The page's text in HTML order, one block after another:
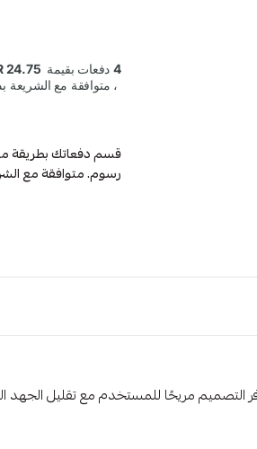
رسوم. متوافقة مع
مريحًا للمستخدم مع تقليل الجهد